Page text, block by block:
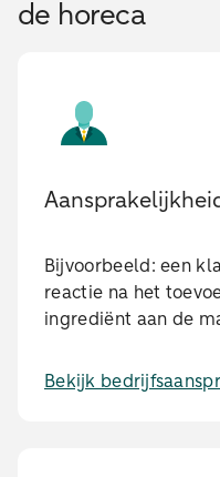
de horeca
Bijvoorbeeld: een
reactie na het
ingrediënt aan de
Bekijk